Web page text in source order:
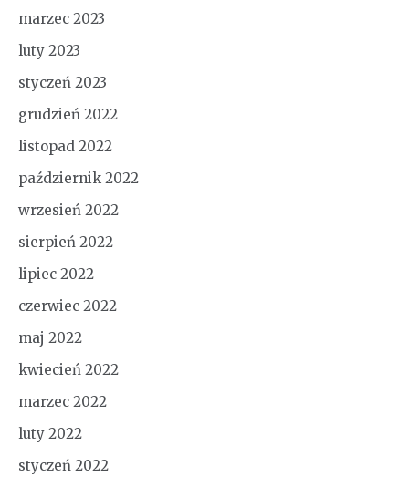
marzec 2023
luty 2023
styczeń 2023
grudzień 2022
listopad 2022
październik 2022
wrzesień 2022
sierpień 2022
lipiec 2022
czerwiec 2022
maj 2022
kwiecień 2022
marzec 2022
luty 2022
styczeń 2022